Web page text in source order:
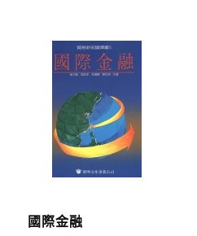
跟訂購者大名一致，以利
查詢「我的訂單」，查詢
國際金融